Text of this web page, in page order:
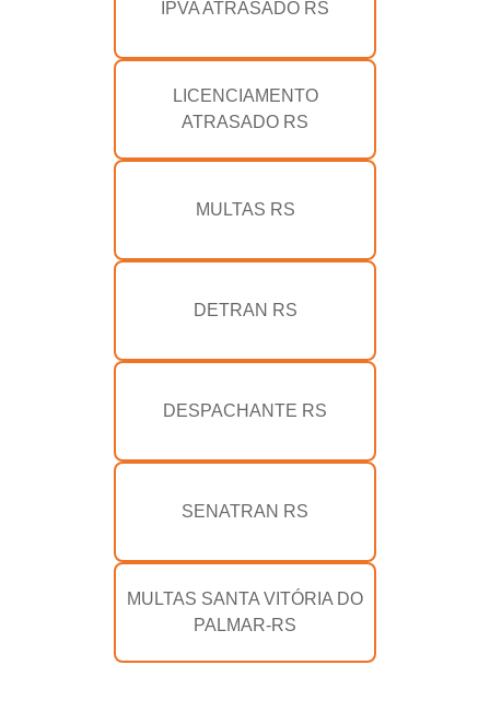
IPVA ATRASADO RS
LICENCIAMENTO
ATRASADO RS
MULTAS RS
DETRAN RS
DESPACHANTE RS
SENATRAN RS
MULTAS SANTA VITÓRIA DO
PALMAR-RS